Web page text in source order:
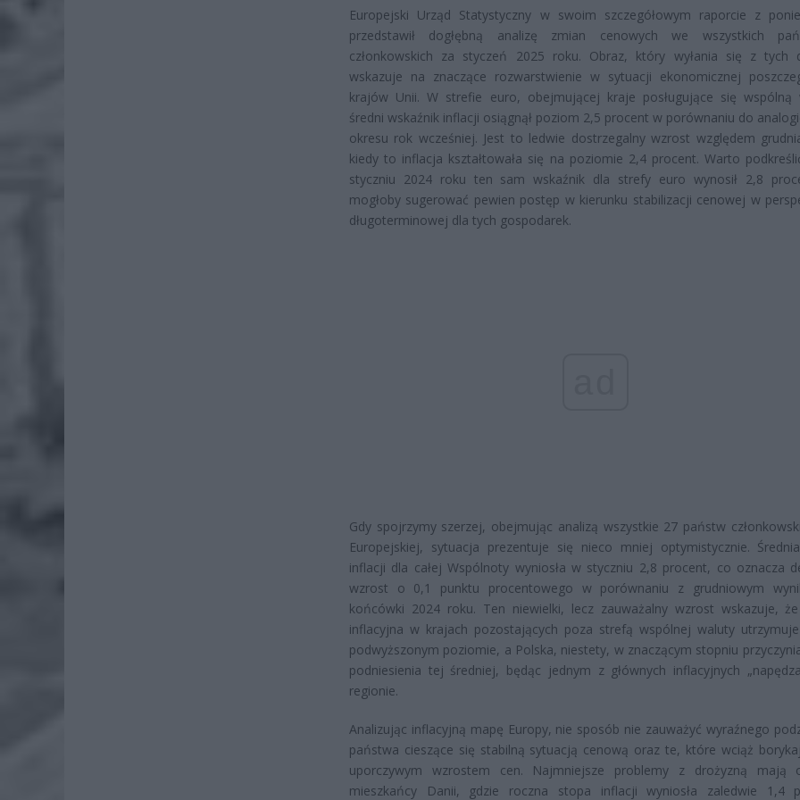
Europejski Urząd Statystyczny w swoim szczegółowym raporcie z
przedstawił dogłębną analizę zmian cenowych we wszystkich
członkowskich za styczeń 2025 roku. Obraz, który wyłania się z tych
wskazuje na znaczące rozwarstwienie w sytuacji ekonomicznej
krajów Unii. W strefie euro, obejmującej kraje posługujące się wspólną
średni wskaźnik inflacji osiągnął poziom 2,5 procent w porównaniu do
okresu rok wcześniej. Jest to ledwie dostrzegalny wzrost względem
kiedy to inflacja kształtowała się na poziomie 2,4 procent. Warto
styczniu 2024 roku ten sam wskaźnik dla strefy euro wynosił 2,8
mogłoby sugerować pewien postęp w kierunku stabilizacji cenowej w
długoterminowej dla tych gospodarek.
Gdy spojrzymy szerzej, obejmując analizą wszystkie 27 państw
Europejskiej, sytuacja prezentuje się nieco mniej optymistycznie.
inflacji dla całej Wspólnoty wyniosła w styczniu 2,8 procent, co oznacza
wzrost o 0,1 punktu procentowego w porównaniu z grudniowym
końcówki 2024 roku. Ten niewielki, lecz zauważalny wzrost wskazuje,
inflacyjna w krajach pozostających poza strefą wspólnej waluty
podwyższonym poziomie, a Polska, niestety, w znaczącym stopniu
podniesienia tej średniej, będąc jednym z głównych inflacyjnych
regionie.
Analizując inflacyjną mapę Europy, nie sposób nie zauważyć wyraźnego
państwa cieszące się stabilną sytuacją cenową oraz te, które wciąż
uporczywym wzrostem cen. Najmniejsze problemy z drożyzną mają
mieszkańcy Danii, gdzie roczna stopa inflacji wyniosła zaledwie 1,4